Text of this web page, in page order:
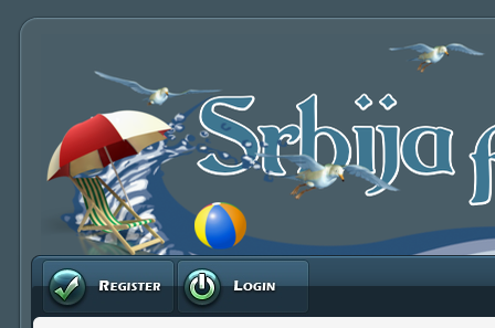
Registruj se Prijavite se